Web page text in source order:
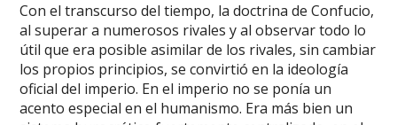
Con el transcurso del tiempo, la doctrina de Confucio,
al superar a numerosos rivales y al observar todo lo
útil que era posible asimilar de los rivales, sin cambiar
los propios principios, se convirtió en la ideología
oficial del imperio. En el imperio no se ponía un
acento especial en el humanismo. Era más bien un